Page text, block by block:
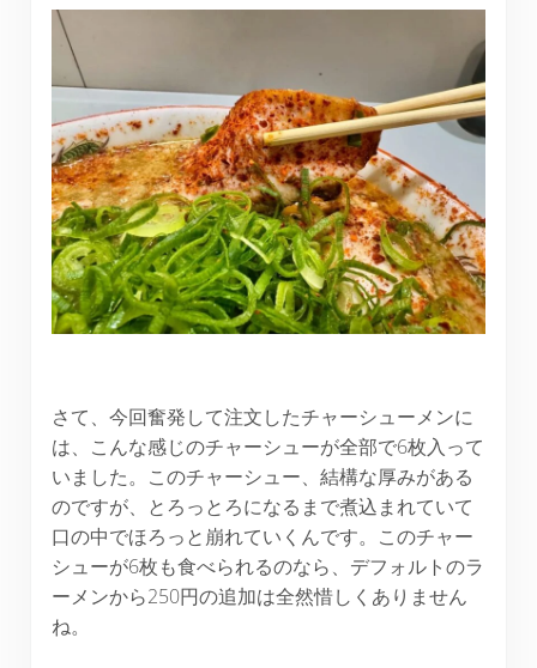
さて、今回奮発して注文したチャーシューメンに
は、こんな感じのチャーシューが全部で6枚入って
いました。このチャーシュー、結構な厚みがある
のですが、とろっとろになるまで煮込まれていて
口の中でほろっと崩れていくんです。このチャー
シューが6枚も食べられるのなら、デフォルトのラ
ーメンから250円の追加は全然惜しくありません
ね。